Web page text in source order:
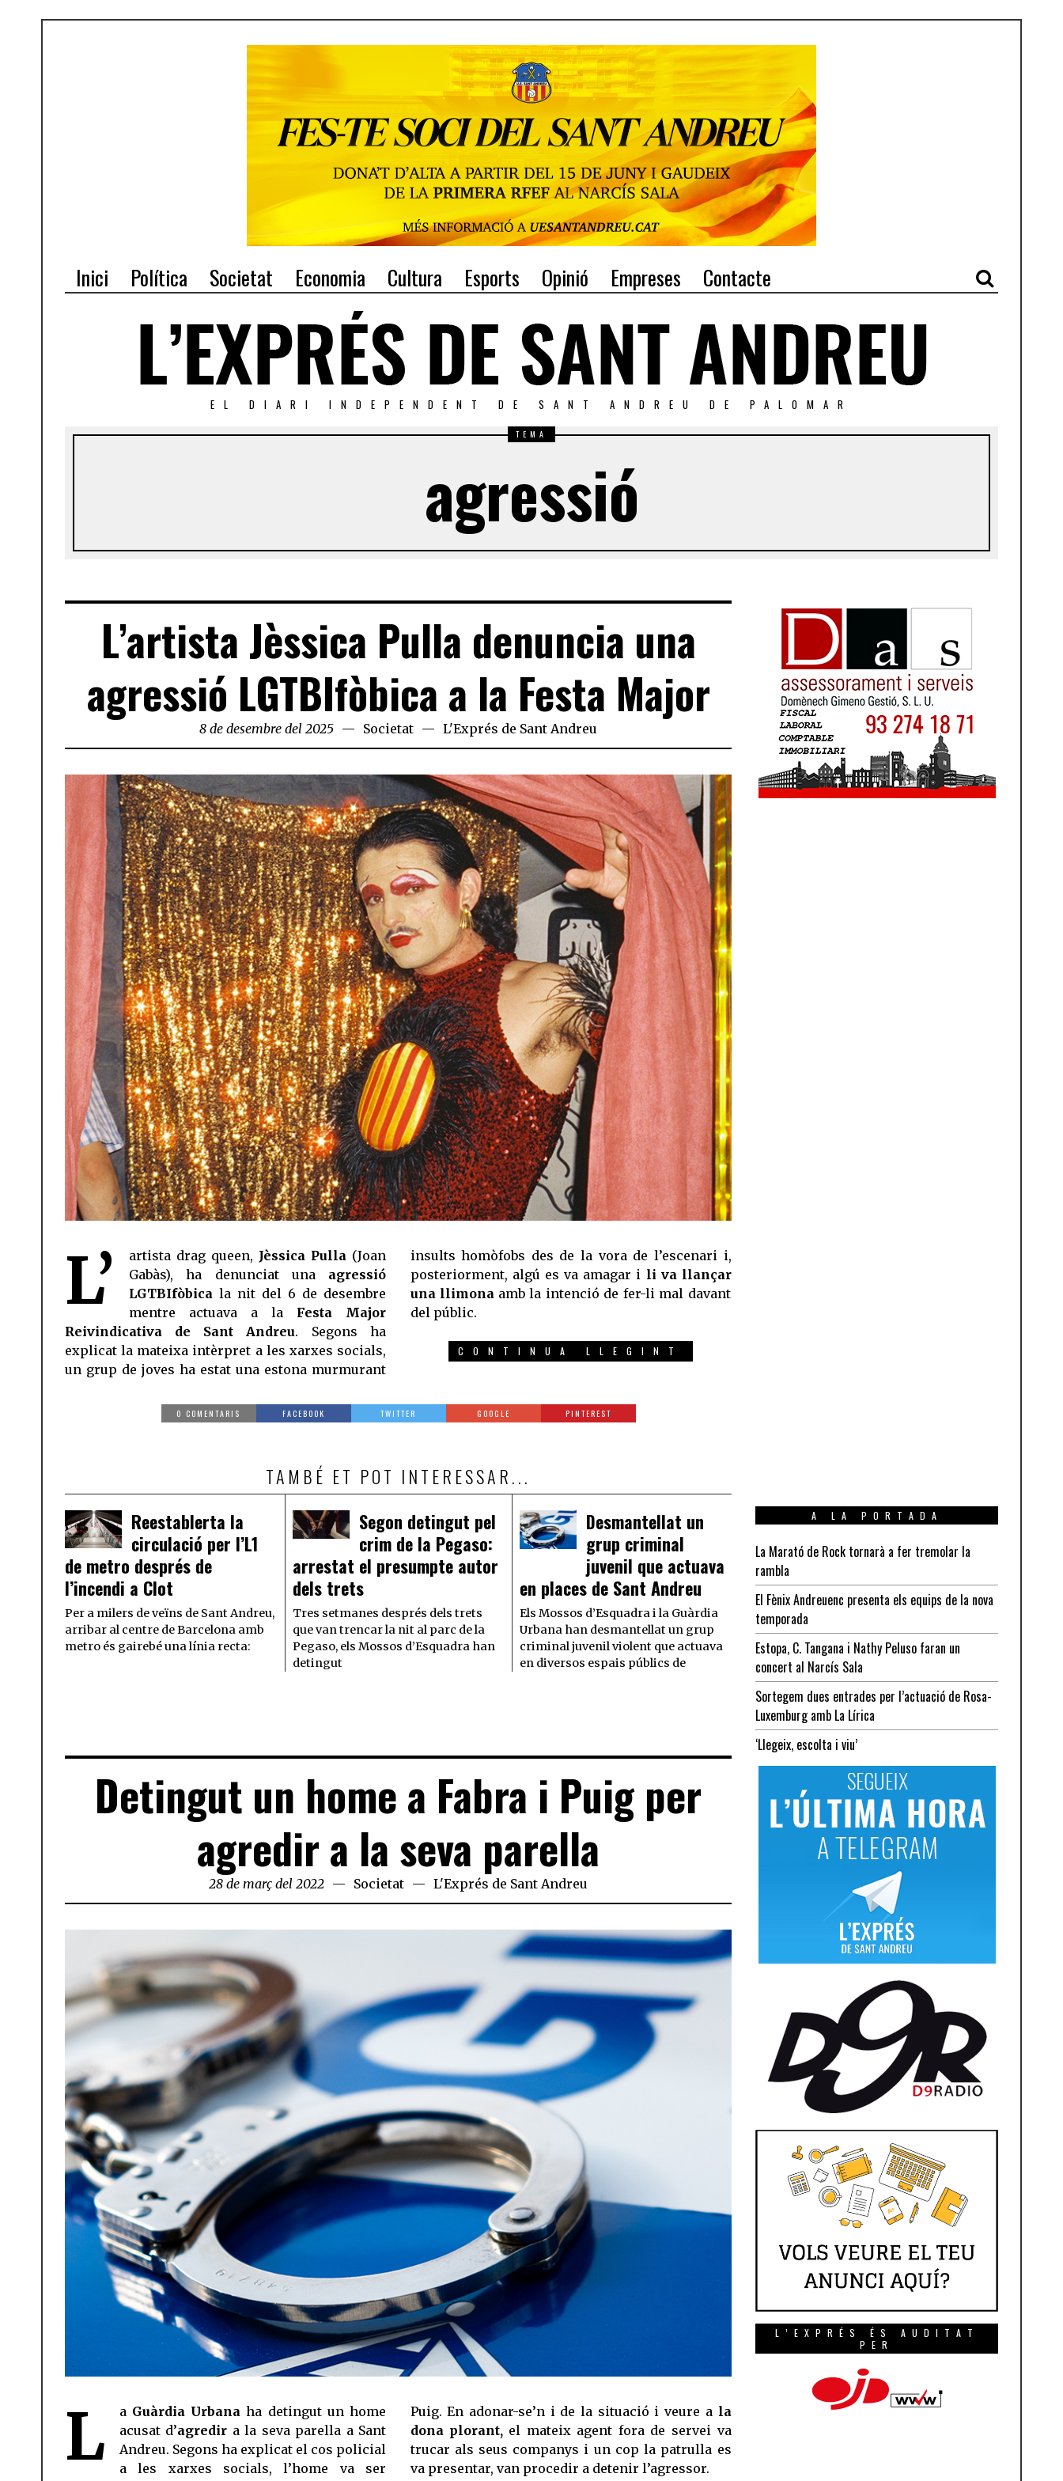
Inici Política Societat Economia Cultura Esports Opinió Empreses Contacte
EL DIARI INDEPENDENT DE SANT ANDREU DE PALOMAR
TEMA
agressió
L’artista Jèssica Pulla denuncia una
agressió LGTBIfòbica a la Festa Major
8 de desembre del 2025 Societat L'Exprés de Sant Andreu
L’ artista drag queen, Jèssica Pulla (Joan
Gabàs), ha denunciat una agressió
LGTBIfòbica la nit del 6 de desembre
mentre actuava a la Festa Major
Reivindicativa de Sant Andreu. Segons ha
explicat la mateixa intèrpret a les xarxes socials,
un grup de joves ha estat una estona murmurant
insults homòfobs des de la vora de l’escenari i,
posteriorment, algú es va amagar i li va llançar
una llimonaamb la intenció de fer-li mal davant
del públic.
CONTINUA LLEGINT
0 COMENTARIS FACEBOOK TWITTER GOOGLE PINTEREST
TAMBÉ ET POT INTERESSAR...
Reestablerta la
circulació per l’L1
de metro després de
l’incendi a Clot
Per a milers de veïns de Sant Andreu,
arribar al centre de Barcelona amb
metro és gairebé una línia recta:
Segon detingut pel
crim de la Pegaso:
arrestat el presumpte autor
dels trets
Tres setmanes després dels trets
que van trencar la nit al parc de la
Pegaso, els Mossos d’Esquadra han
detingut
Desmantellat un
grup criminal
juvenil que actuava
en places de Sant Andreu
Els Mossos d’Esquadra i la Guàrdia
Urbana han desmantellat un grup
criminal juvenil violent que actuava
en diversos espais públics de
Detingut un home a Fabra i Puig per
agredir a la seva parella
28 de març del 2022 Societat L'Exprés de Sant Andreu
L a Guàrdia Urbana ha detingut un home
acusat d’agredir a la seva parella a Sant
Andreu. Segons ha explicat el cos policial
a les xarxes socials, l’home va ser
Puig. En adonar-se’n i de la situació i veure a la
dona plorant,el mateix agent fora de servei va
trucar als seus companys i un cop la patrulla es
va presentar, van procedir a detenir l’agressor.
A LA PORTADA
La Marató de Rock tornarà a fer tremolar la
rambla
El Fènix Andreuenc presenta els equips de la nova
temporada
Estopa, C. Tangana i Nathy Peluso faran un
concert al Narcís Sala
Sortegem dues entrades per l’actuació de Rosa-
Luxemburg amb La Lírica
‘Llegeix, escolta i viu’
L’EXPRÉS ÉS AUDITAT
PER